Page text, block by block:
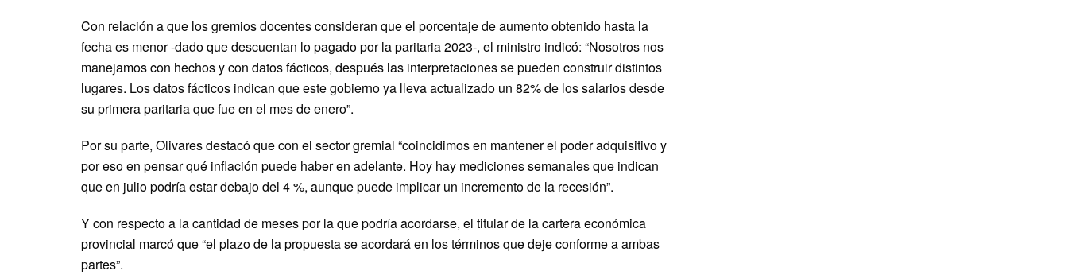
Con relación a que los gremios docentes consideran que el porcentaje de aumento obtenido hasta la
fecha es menor -dado que descuentan lo pagado por la paritaria 2023-, el ministro indicó: “Nosotros nos
manejamos con hechos y con datos fácticos, después las interpretaciones se pueden construir distintos
lugares. Los datos fácticos indican que este gobierno ya lleva actualizado un 82% de los salarios desde
su primera paritaria que fue en el mes de enero”.
Por su parte, Olivares destacó que con el sector gremial “coincidimos en mantener el poder adquisitivo y
por eso en pensar qué inflación puede haber en adelante. Hoy hay mediciones semanales que indican
que en julio podría estar debajo del 4 %, aunque puede implicar un incremento de la recesión”.
Y con respecto a la cantidad de meses por la que podría acordarse, el titular de la cartera económica
provincial marcó que “el plazo de la propuesta se acordará en los términos que deje conforme a ambas
partes”.